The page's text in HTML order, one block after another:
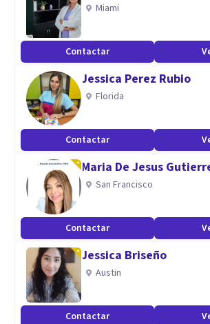
Miami
Contactar
Jessica Perez Rubio
Florida
Contactar
Maria De Jesus
San Francisco
Contactar
Jessica Briseño
Austin
Contactar